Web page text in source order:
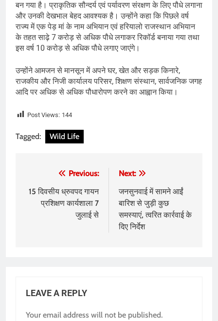
बन गया है। प्राकृतिक सौन्दर्य एवं पर्यावरण संरक्षण के लिए पौधे लगाना
और उनकी देखभाल बेहद आवश्यक है। उन्होंने कहा कि पिछले वर्ष
राज्य में एक पेड़ मां के नाम अभियान एवं हरियालो राजस्थान अभियान
के तहत साढ़े 7 करोड़ से अधिक पौधे लगाकर रिकॉर्ड बनाया गया तथा
इस वर्ष 10 करोड़ से अधिक पौधे लगाए जाएंगे।
उन्होंने आमजन से मानसून में अपने घर, खेत और सड़क किनारे,
राजकीय और निजी कार्यालय परिसर, शिक्षण संस्थान, सार्वजनिक जगह
आदि पर अधिक से अधिक पौधारोपण करने का आह्वान किया।
Post Views: 144
Tagged: Wild Life
navigation
Previous:
15 दिवसीय ध्रुवपद गायन
प्रशिक्षण कार्यशाला 7
जुलाई से
Next:
जनसुनवाई में सामने आईं
बारिश से जुड़ी कुछ
समस्याएं, त्वरित कार्रवाई के
दिए निर्देश
LEAVE A REPLY
Your email address will not be published.